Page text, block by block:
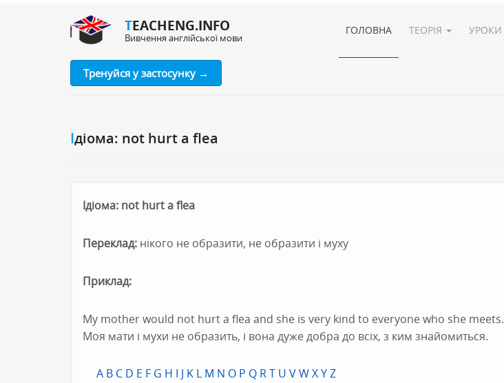
TEACHENG.INFO
Вивчення англійської мови
Тренуйся у застосунку →
ГОЛОВНА ТЕОРІЯ УРОКИ
Ідіома: not hurt a flea
Ідіома: not hurt a flea
Переклад: нікого не образити, не образити і муху
Приклад:
My mother would not hurt a flea and she is very kind to everyone who she meets.
Моя мати і мухи не образить, і вона дуже добра до всіх, з ким знайомиться.
A B C D E F G H I J K L M N O P Q RT U VWXYZ